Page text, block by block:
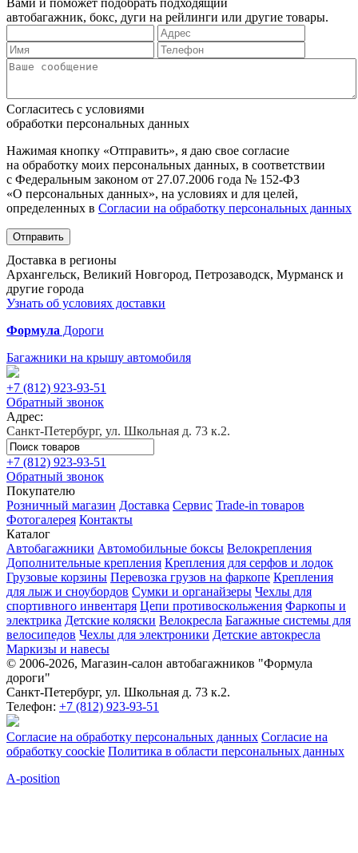
автобагажник, бокс, дуги на рейлинги или другие товары.
Согласитесь с условиями
обработки персональных данных
Нажимая кнопку «Отправить», я даю свое согласие
на обработку моих персональных данных, в соответствии
с Федеральным законом от 27.07.2006 года № 152-ФЗ
«О персональных данных», на условиях и для целей,
определенных в Согласии на обработку персональных данных
Отправить
Доставка в регионы
Архангельск, Великий Новгород, Петрозаводск, Мурманск и
другие города
Узнать об условиях доставки
Формула Дороги
Багажники на крышу автомобиля
+7 (812) 923-93-51
Обратный звонок
Адрес:
Санкт-Петербург, ул. Школьная д. 73 к.2.
+7 (812) 923-93-51
Обратный звонок
Покупателю
Розничный магазин Доставка Сервис Trade-in товаров
Фотогалерея Контакты
Каталог
Автобагажники Автомобильные боксы Велокрепления
Дополнительные крепления Крепления для серфов и лодок
Грузовые корзины Перевозка грузов на фаркопе Крепления
для лыж и сноубордов Сумки и органайзеры Чехлы для
спортивного инвентаря Цепи противоскольжения Фаркопы и
электрика Детские коляски Велокресла Багажные системы для
велосипедов Чехлы для электроники Детские автокресла
Маркизы и навесы
© 2006-2026, Магазин-салон автобагажников "Формула
дороги"
Санкт-Петербург, ул. Школьная д. 73 к.2.
Телефон: +7 (812) 923-93-51
Согласие на обработку персональных данных Согласие на
обработку coockie Политика в области персональных данных
A-position